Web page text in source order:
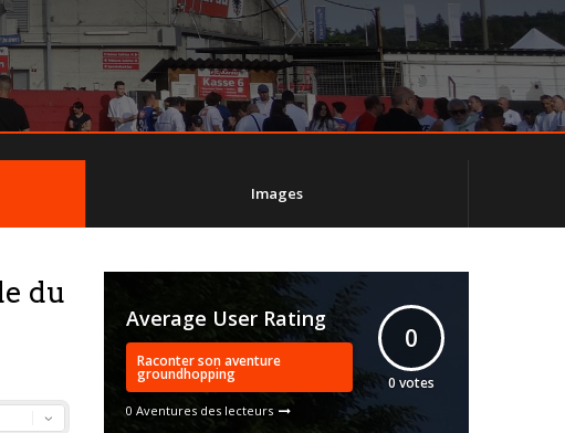
Images
du
Average User Rating
Raconter son aventure
groundhopping
0 Aventures des lecteurs
0
0votes